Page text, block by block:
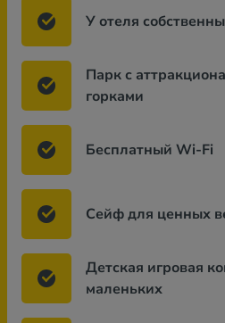
У отеля
Парк с
горками
Бесплатный Wi-Fi
Сейф для ценных
Детская игровая
маленьких